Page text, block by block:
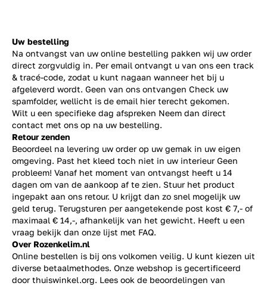
Uw bestelling
Na ontvangst van uw online bestelling pakken wij uw order
direct zorgvuldig in. Per email ontvangt u van ons een track
& tracé-code, zodat u kunt nagaan wanneer het bij u
afgeleverd wordt. Geen van ons ontvangen Check uw
spamfolder, wellicht is de email hier terecht gekomen.
Wilt u een specifieke dag afspreken Neem dan direct
contact met ons op na uw bestelling.
Retour zenden
Beoordeel na levering uw order op uw gemak in uw eigen
omgeving. Past het kleed toch niet in uw interieur Geen
probleem! Vanaf het moment van ontvangst heeft u 14
dagen om van de aankoop af te zien. Stuur het product
ingepakt aan ons retour. U krijgt dan zo snel mogelijk uw
geld terug. Terugsturen per aangetekende post kost € 7,- of
maximaal € 14,-, afhankelijk van het gewicht. Heeft u een
vraag bekijk dan onze lijst met FAQ.
Over Rozenkelim.nl
Online bestellen is bij ons volkomen veilig. U kunt kiezen uit
diverse betaalmethodes. Onze webshop is gecertificeerd
door thuiswinkel.org. Lees ook de beoordelingen van